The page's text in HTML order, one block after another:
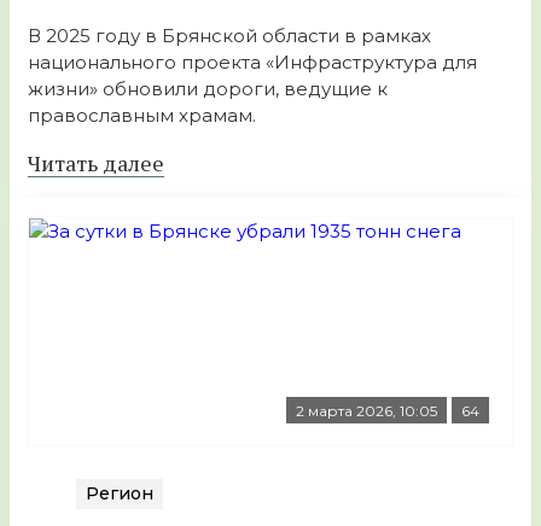
В 2025 году в Брянской области в рамках
национального проекта «Инфраструктура для
жизни» обновили дороги, ведущие к
православным храмам.
Читать далее
2 марта 2026, 10:05 64
Регион